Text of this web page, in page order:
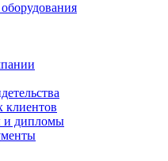
и дипломы